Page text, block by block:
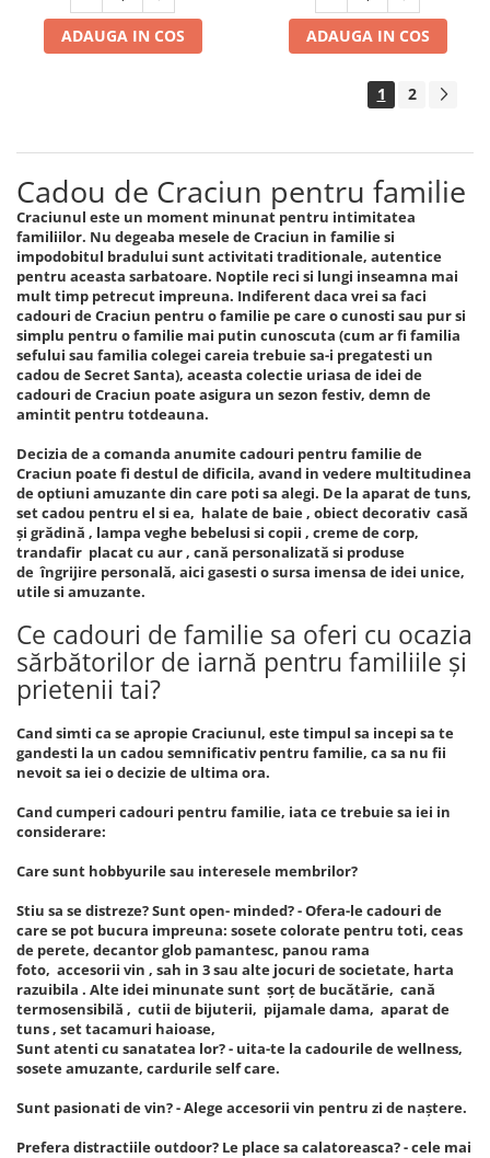
ADAUGA IN COS ADAUGA IN COS
1 2
Cadou de Craciun pentru familie
Craciunul este un moment minunat pentru intimitatea
familiilor. Nu degeaba mesele de Craciun in familie si
impodobitul bradului sunt activitati traditionale, autentice
pentru aceasta sarbatoare. Noptile reci si lungi inseamna mai
mult timp petrecut impreuna. Indiferent daca vrei sa faci
cadouri de Craciun pentru o familie pe care o cunosti sau pur si
simplu pentru o familie mai putin cunoscuta (cum ar fi familia
sefului sau familia colegei careia trebuie sa-i pregatesti un
cadou de Secret Santa), aceasta colectie uriasa de idei de
cadouri de Craciun poate asigura un sezon festiv, demn de
amintit pentru totdeauna.
Decizia de a comanda anumite cadouri pentru familie de
Craciun poate fi destul de dificila, avand in vedere multitudinea
de optiuni amuzante din care poti sa alegi. De la aparat de tuns,
set cadou pentru el si ea, halate de baie , obiect decorativ casă
și grădină , lampa veghe bebelusi si copii , creme de corp,
trandafir placat cu aur , cană personalizată si produse
de îngrijire personală, aici gasesti o sursa imensa de idei unice,
utile si amuzante.
Ce cadouri de familie sa oferi cu ocazia
sărbătorilor de iarnă pentru familiile și
prietenii tai?
Cand simti ca se apropie Craciunul, este timpul sa incepi sa te
gandesti la un cadou semnificativ pentru familie, ca sa nu fii
nevoit sa iei o decizie de ultima ora.
Cand cumperi cadouri pentru familie, iata ce trebuie sa iei in
considerare:
Care sunt hobbyurile sau interesele membrilor?
Stiu sa se distreze? Sunt open- minded? - Ofera-le cadouri de
care se pot bucura impreuna: sosete colorate pentru toti, ceas
de perete, decantor glob pamantesc, panou rama
foto, accesorii vin , sah in 3 sau alte jocuri de societate, harta
razuibila . Alte idei minunate sunt șorț de bucătărie, cană
termosensibilă , cutii de bijuterii, pijamale dama, aparat de
tuns , set tacamuri haioase,
Sunt atenti cu sanatatea lor? - uita-te la cadourile de wellness,
sosete amuzante, cardurile self care.
Sunt pasionati de vin? - Alege accesorii vin pentru zi de naștere.
Prefera distractiile outdoor? Le place sa calatoreasca? - cele mai